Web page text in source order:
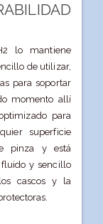
lo mantiene
de utilizar,
para soportar
momento allí
para
superficie
pinza y está
y sencillo
cascos y la